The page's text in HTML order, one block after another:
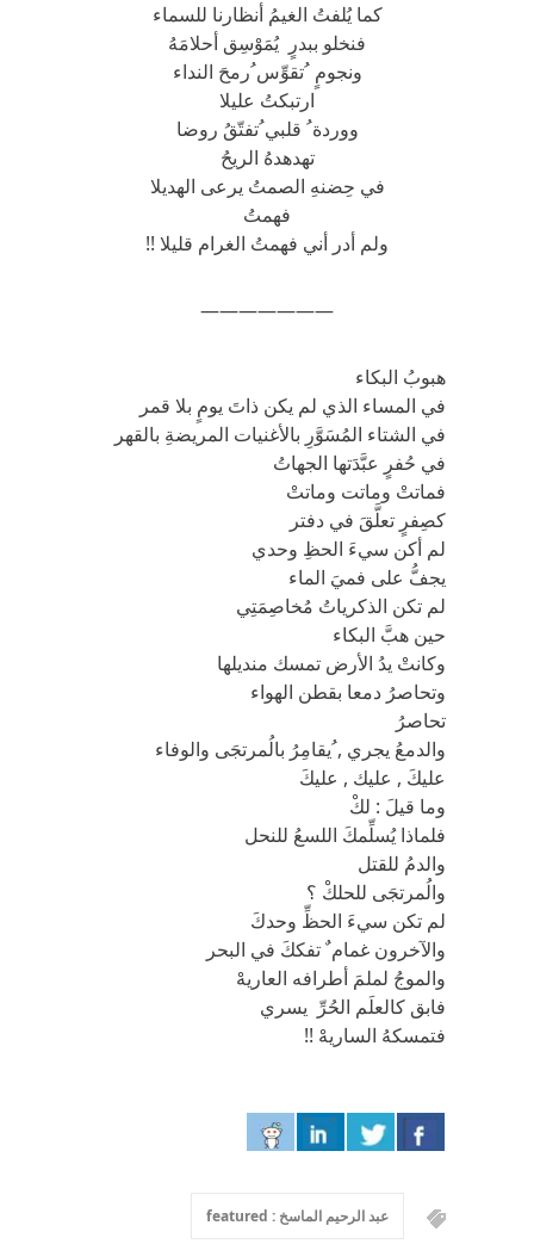
كما يُلفتُ الغيمُ أنظارنا للسماء
فنخلو ببدرٍ يُمَوْسِق أحلامَهُ
ونجومٍ ُتقوِّس ُرمحَ النداء
ارتبكتُ عليلا
ووردة ُ قلبي ُتفتّقُ روضا
تهدهدهُ الريحُ
في حِضنهِ الصمتُ يرعى الهديلا
فهمتُ
ولم أدر أني فهمتُ الغرام قليلا !!
———————
هبوبُ البكاء
في المساء الذي لم يكن ذاتَ يومٍ بلا قمر
في الشتاء المُسَوَّرِ بالأغنيات المريضةِ بالقهر
في حُفرٍ عبَّدَتها الجهاتُ
فماتتْ وماتت وماتتْ
كصِفرٍ تعلَّقَ في دفتر
لم أكن سيءَ الحظِ وحدي
يجفُّ على فميَ الماء
لم تكن الذكرياتُ مُخاصِمَتِي
حين هبَّ البكاء
وكانتْ يدُ الأرض تمسك منديلها
وتحاصرُ دمعا بقطن الهواء
تحاصرُ
والدمعُ يجري , ُيقامِرُ بالُمرتجَى والوفاء
عليكَ , عليك , عليكَ
وما قيلَ : لكْ
فلماذا يُسلِّمكَ اللسعُ للنحل
والدمُ للقتل
والُمرتجَى للحلكْ ؟
لم تكن سيءَ الحظِّ وحدكَ
والآخرون غمام ٌ تفككَ في البحر
والموجُ لملمَ أطرافه العاريهْ
فابق كالعلَم الحُرِّ يسري
فتمسكهُ الساريهْ !!
عبد الرحيم الماسخ : featured